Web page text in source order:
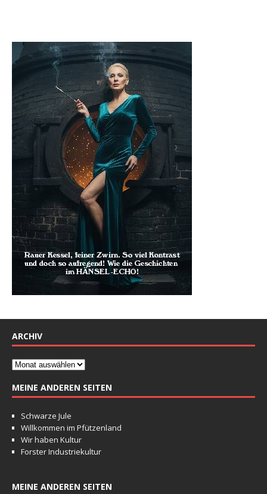
ARCHIV
MEINE ANDEREN SEITEN
Schwarze Jule
Willkommen im Pfützenland
Wir haben Kultur
Forster Industriekultur
MEINE ANDEREN SEITEN